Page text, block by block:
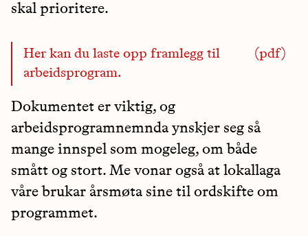
skal prioritere.
Her kan du laste opp framlegg til
arbeidsprogram.
Dokumentet er viktig, og
arbeidsprogramnemnda ynskjer seg så
mange innspel som mogeleg, om både
smått og stort. Me vonar også at lokallaga
våre brukar årsmøta sine til ordskifte om
programmet.